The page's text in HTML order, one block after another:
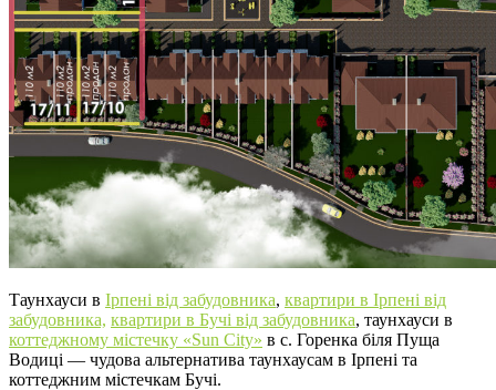
Таунхауси в Ірпені від забудовника, квартири в Ірпені від
забудовника, квартири в Бучі від забудовника, таунхауси в
коттеджному містечку «Sun City» в с. Горенка біля Пуща
Водиці — чудова альтернатива таунхаусам в Ірпені та
коттеджним містечкам Бучі.